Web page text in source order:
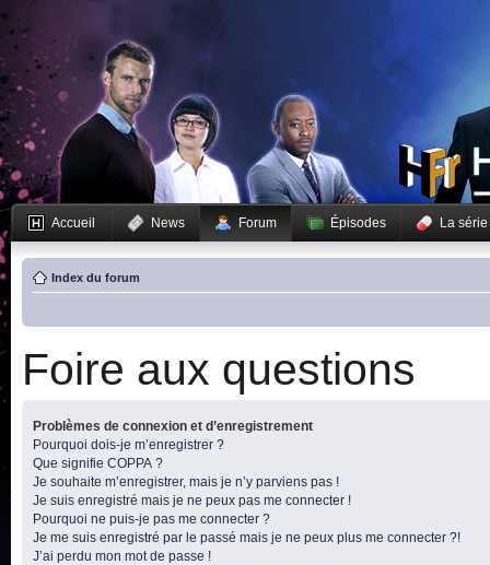
Accueil News Forum Épisodes La série
Index du forum
Foire aux questions
Problèmes de connexion et d’enregistrement
Pourquoi dois-je m’enregistrer ?
Que signifie COPPA ?
Je souhaite m’enregistrer, mais je n’y parviens pas !
Je suis enregistré mais je ne peux pas me connecter !
Pourquoi ne puis-je pas me connecter ?
Je me suis enregistré par le passé mais je ne peux plus me connecter ?!
J’ai perdu mon mot de passe !